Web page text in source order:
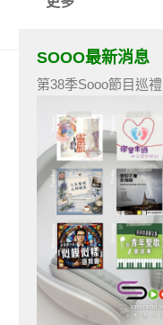
SOOO最新消息
第38季Sooo節目巡禮